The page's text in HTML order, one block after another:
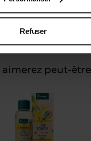
Refuser
aimerez peut-être